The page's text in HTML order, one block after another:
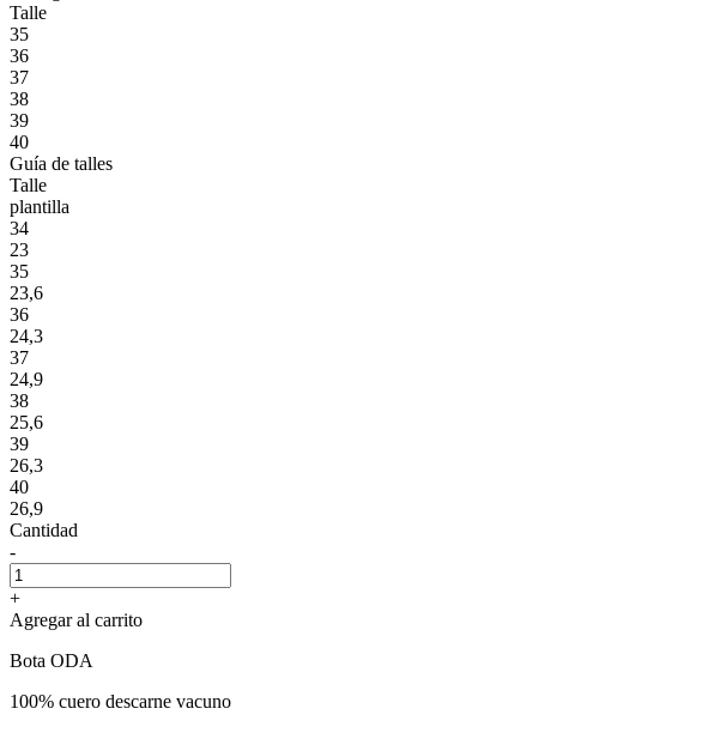
Talle
35
36
37
38
39
40
Guía de talles
Talle
plantilla
34
23
35
23,6
36
24,3
37
24,9
38
25,6
39
26,3
40
26,9
Cantidad
-
+
Agregar al carrito
Bota ODA
100% cuero descarne vacuno